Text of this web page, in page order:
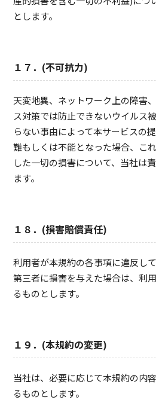
とします。
１７．(不可抗力)
天変地異、ネットワーク上の障害
ス対策では防止できないウイルス
らない事由によって本サービスの
難もしくは不能となった場合、こ
した一切の損害について、当社は
ます。
１８．(損害賠償責任)
利用者が本規約の各事項に違反し
第三者に損害を与えた場合は、利
るものとします。
１９．(本規約の変更)
当社は、必要に応じて本規約の内
るものとします。